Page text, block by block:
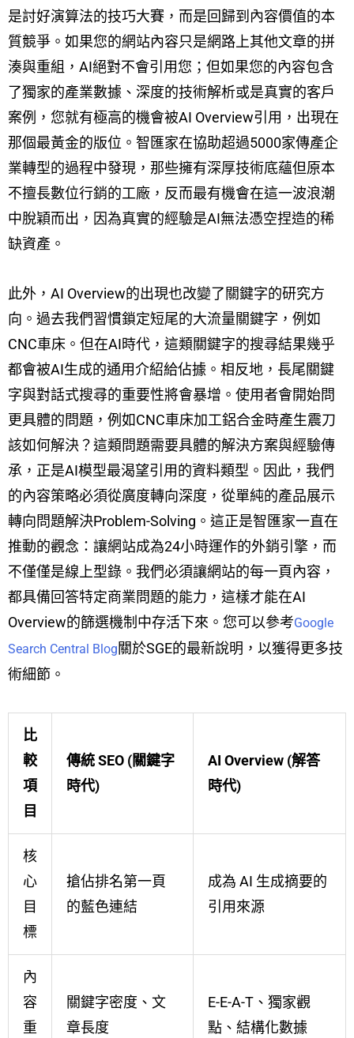
是討好演算法的技巧大賽，而是回歸到內容價值的本
質競爭。如果您的網站內容只是網路上其他文章的拼
湊與重組，AI絕對不會引用您；但如果您的內容包含
了獨家的產業數據、深度的技術解析或是真實的客戶
案例，您就有極高的機會被AI Overview引用，出現在
那個最黃金的版位。智匯家在協助超過5000家傳產企
業轉型的過程中發現，那些擁有深厚技術底蘊但原本
不擅長數位行銷的工廠，反而最有機會在這一波浪潮
中脫穎而出，因為真實的經驗是AI無法憑空捏造的稀
缺資產。
此外，AI Overview的出現也改變了關鍵字的研究方
向。過去我們習慣鎖定短尾的大流量關鍵字，例如
CNC車床。但在AI時代，這類關鍵字的搜尋結果幾乎
都會被AI生成的通用介紹給佔據。相反地，長尾關鍵
字與對話式搜尋的重要性將會暴增。使用者會開始問
更具體的問題，例如CNC車床加工鋁合金時產生震刀
該如何解決？這類問題需要具體的解決方案與經驗傳
承，正是AI模型最渴望引用的資料類型。因此，我們
的內容策略必須從廣度轉向深度，從單純的產品展示
轉向問題解決Problem-Solving。這正是智匯家一直在
推動的觀念：讓網站成為24小時運作的外銷引擎，而
不僅僅是線上型錄。我們必須讓網站的每一頁內容，
都具備回答特定商業問題的能力，這樣才能在AI
Overview的篩選機制中存活下來。您可以參考Google
Search Central Blog關於SGE的最新說明，以獲得更多技
術細節。
比
較
項
目
傳統 SEO (關鍵字
時代)
AI Overview (解答
時代)
核
心
目
標
搶佔排名第一頁
的藍色連結
成為 AI 生成摘要的
引用來源
內
容
重
關鍵字密度、文
章長度
E-E-A-T、獨家觀
點、結構化數據